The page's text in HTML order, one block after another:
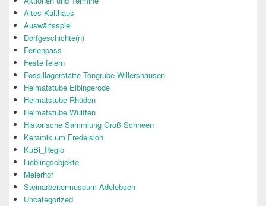
Altes Kalthaus
Auswärtsspiel
Dorfgeschichte(n)
Ferienpass
Feste feiern
Fossillagerstätte Tongrube Willershausen
Heimatstube Elbingerode
Heimatstube Rhüden
Heimatstube Wulften
Historische Sammlung Groß Schneen
Keramik.um Fredelsloh
KuBi_Regio
Lieblingsobjekte
Meierhof
Steinarbeitermuseum Adelebsen
Uncategorized